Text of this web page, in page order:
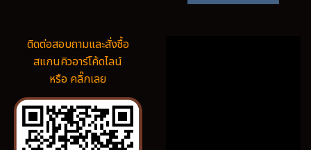
ติดต่อสอบถามและสั่งซื้อ
สแกนคิวอาร์โค้ดไลน์
หรือ คลิ๊กเลย